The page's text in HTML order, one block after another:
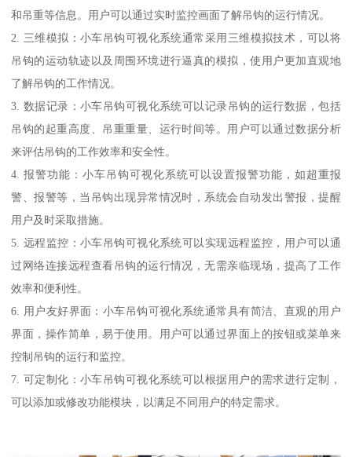
和吊重等信息。用户可以通过实时监控画面了解吊钩的运行情况。
2. 三维模拟：小车吊钩可视化系统通常采用三维模拟技术，可以将
吊钩的运动轨迹以及周围环境进行逼真的模拟，使用户更加直观地
了解吊钩的工作情况。
3. 数据记录：小车吊钩可视化系统可以记录吊钩的运行数据，包括
吊钩的起重高度、吊重重量、运行时间等。用户可以通过数据分析
来评估吊钩的工作效率和安全性。
4. 报警功能：小车吊钩可视化系统可以设置报警功能，如超重报
警、报警等，当吊钩出现异常情况时，系统会自动发出警报，提醒
用户及时采取措施。
5. 远程监控：小车吊钩可视化系统可以实现远程监控，用户可以通
过网络连接远程查看吊钩的运行情况，无需亲临现场，提高了工作
效率和便利性。
6. 用户友好界面：小车吊钩可视化系统通常具有简洁、直观的用户
界面，操作简单，易于使用。用户可以通过界面上的按钮或菜单来
控制吊钩的运行和监控。
7. 可定制化：小车吊钩可视化系统可以根据用户的需求进行定制，
可以添加或修改功能模块，以满足不同用户的特定需求。